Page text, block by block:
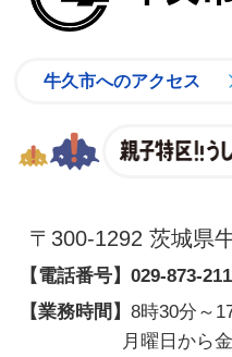
牛久市へのアクセス
〒300-1292 茨城県
【電話番号】 029-873-
【業務時間】 8時30分～
月曜日から